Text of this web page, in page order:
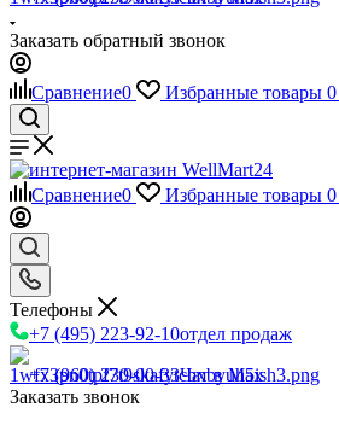
Заказать обратный звонок
Сравнение0 Избранные товары 0
Сравнение0 Избранные товары 0
Телефоны
+7 (495) 223-92-10отдел продаж
+7 (960) 230-00-33Чат в Max
Заказать звонок